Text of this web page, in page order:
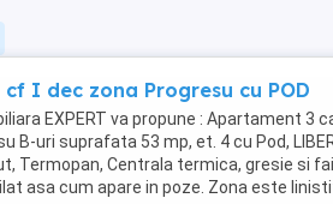
cf I dec zona Progresu cu POD
EXPERT va propune : Apartament 3
B-uri suprafata 53 mp, et. 4 cu Pod,
Termopan, Centrala termica, gresie si
asa cum apare in poze. Zona este